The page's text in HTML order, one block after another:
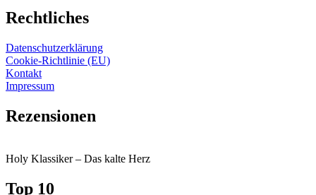
Rechtliches
Datenschutzerklärung
Cookie-Richtlinie (EU)
Kontakt
Impressum
Rezensionen
Holy Klassiker – Das kalte Herz
Top 10